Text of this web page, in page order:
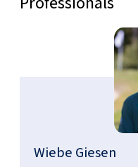
Wiebe Giesen